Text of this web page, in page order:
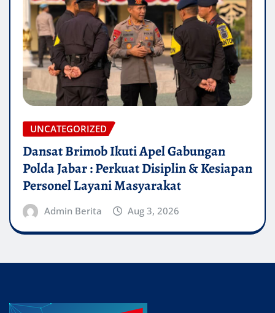
UNCATEGORIZED
Dansat Brimob Ikuti Apel Gabungan
Polda Jabar : Perkuat Disiplin & Kesiapan
Personel Layani Masyarakat
Admin Berita Aug 3, 2026